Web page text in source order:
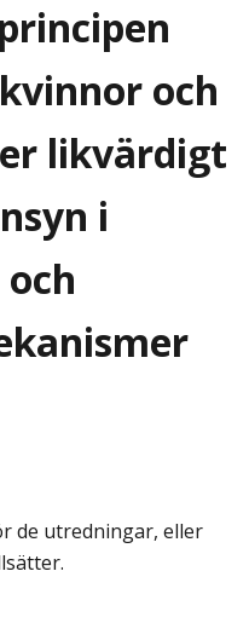
och
likvärdigt
i
de utredningar, eller